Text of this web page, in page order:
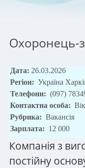
Охоронець-
Дата: 26.03.2026
Регіон: Україна
Телефони: (097)
Контактна особа:
Рубрика: Вакансія
Зарплата: 12 000
Компанія з
постійну